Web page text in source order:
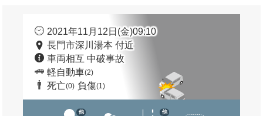
2021年11月12日(金)09:10
長門市深川湯本 付近
車両相互 中破事故
軽自動車(2)
死亡(0) 負傷(1)
他 他